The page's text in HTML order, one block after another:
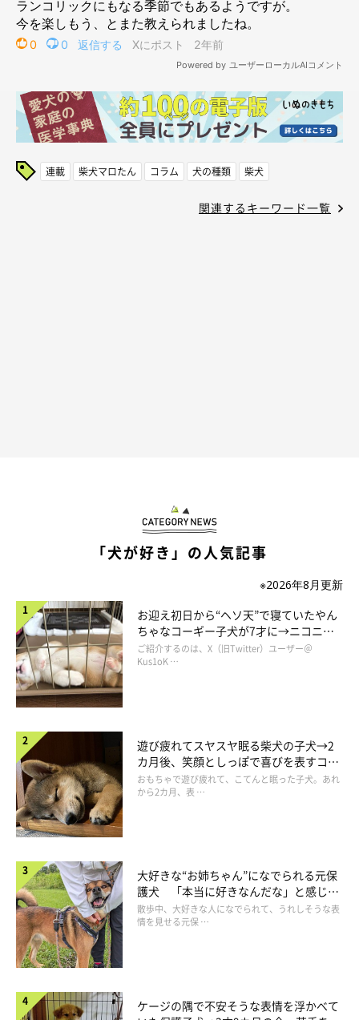
連載 柴犬マロたん コラム 犬の種類 柴犬
関連するキーワード一覧
「犬が好き」の人気記事
※2026年8月更新
お迎え初日から“ヘソ天”で寝ていたやん
ちゃなコーギー子犬が7才に→ニコニ
コ“コーギースマイル”が魅力のコに成
長！
ご紹介するのは、X（旧Twitter）ユーザー＠
Kus1oK …
遊び疲れてスヤスヤ眠る柴犬の子犬→2
カ月後、笑顔としっぽで喜びを表すコに
成長！
おもちゃで遊び疲れて、こてんと眠った子犬。あれ
から2カ月、表 …
大好きな“お姉ちゃん”になでられる元保
護犬 「本当に好きなんだな」と感じる
表情にほっこり
散歩中、大好きな人になでられて、うれしそうな表
情を見せる元保 …
ケージの隅で不安そうな表情を浮かべて